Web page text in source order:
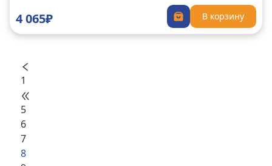
4 065₽ В корзину
1
5
6
7
8